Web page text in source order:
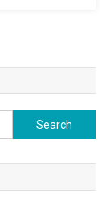
Search
for: